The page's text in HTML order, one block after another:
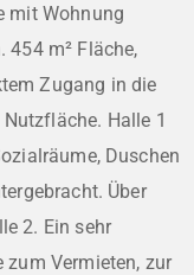
mit Wohnung
454 m² Fläche,
Zugang in die
Halle 1
Duschen
Über
2. Ein sehr
Vermieten, zur